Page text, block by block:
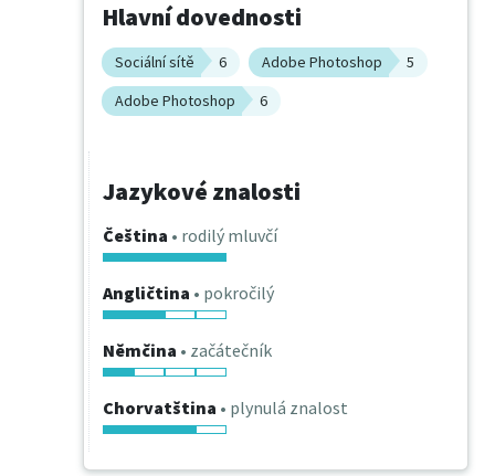
Hlavní dovednosti
Sociální sítě 6 Adobe Photoshop
5
Adobe Photoshop
6
Jazykové znalosti
Čeština • rodilý mluvčí
Angličtina • pokročilý
Němčina • začátečník
Chorvatština • plynulá znalost